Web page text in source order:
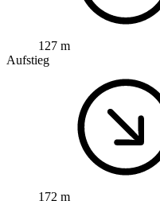
127 m
Aufstieg
172 m